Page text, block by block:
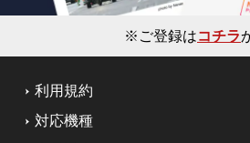
※ご登録はコチラ
利用規約
対応機種